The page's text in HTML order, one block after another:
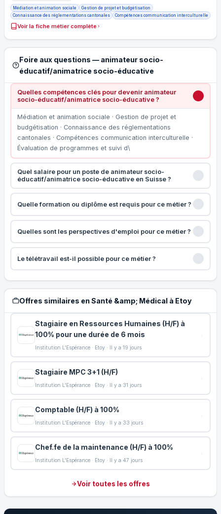
Médiation et animation sociale
Gestion de projet et budgétisation
Connaissance des réglementations cantonales
Compétences communication interculturelle
Voir la fiche métier complète
Foire aux questions — animateur socio-
éducatif/animatrice socio-éducative
Quelles compétences clés pour devenir animateur
socio-éducatif/animatrice socio-éducative ?
Médiation et animation sociale · Gestion de projet et
budgétisation · Connaissance des réglementations
cantonales · Compétences communication interculturelle ·
Évaluation de programmes et suivi d\
Quel salaire pour un poste de animateur socio-
éducatif/animatrice socio-éducative en Suisse ?
Quelle formation ou diplôme est requis pour ce métier ?
Quelles sont les perspectives d'emploi pour ce métier ?
Le télétravail est-il possible pour ce métier ?
Offres similaires en Santé &amp; Médical à Etoy
Stagiaire en Ressources Humaines (H/F) à
100% pour une durée de 6 mois
Institution L'Espérance · Etoy · Il y a 19 jours
Stagiaire MPC 3+1 (H/F)
Institution L'Espérance · Etoy · Il y a 31 jours
Comptable (H/F) à 100%
Institution L'Espérance · Etoy · Il y a 33 jours
Chef.fe de la maintenance (H/F) à 100%
Institution L'Espérance · Etoy · Il y a 47 jours
Voir toutes les offres